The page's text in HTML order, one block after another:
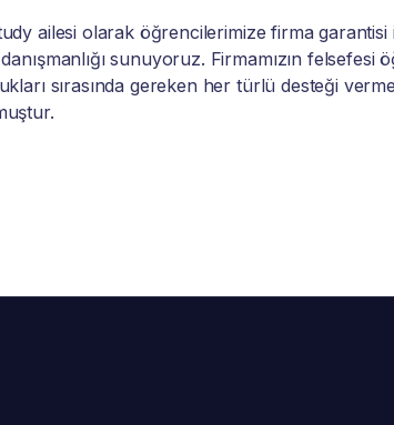
ailesi olarak öğrencilerimize firma garantisi
sunuyoruz. Firmamızın felsefesi
sırasında gereken her türlü desteği